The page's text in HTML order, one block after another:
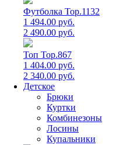
Футболка Top.1132
1 494.00 руб.
2 490.00 руб.
Топ Top.867
1 404.00 руб.
2 340.00 руб.
Детское
Брюки
Куртки
Комбинезоны
Лосины
Купальники